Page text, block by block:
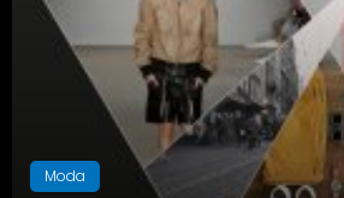
Moda